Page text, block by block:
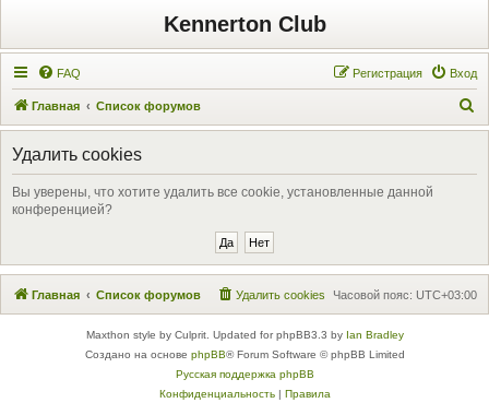
Kennerton Club
FAQ Вход
Регистрация
Главная Список форумов
о
Удалить cookies
Вы уверены, что хотите удалить все cookie, установленные данной
конференцией?
Главная Список форумов Часовой пояс: UTC+03:00
Удалить cookies
Maxthon style by Culprit. Updated for phpBB3.3 by Ian Bradley
Создано на основе phpBB® Forum Software © phpBB Limited
Русская поддержка phpBB
Конфиденциальность| Правила